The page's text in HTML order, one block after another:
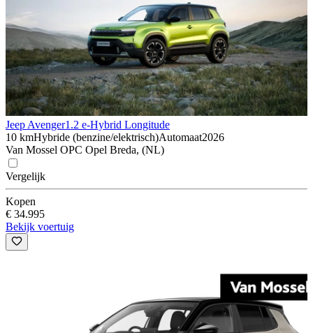
Jeep Avenger1.2 e-Hybrid Longitude
10 kmHybride (benzine/elektrisch)Automaat2026
Van Mossel OPC Opel Breda, (NL)
Vergelijk
Kopen
€ 34.995
Bekijk voertuig